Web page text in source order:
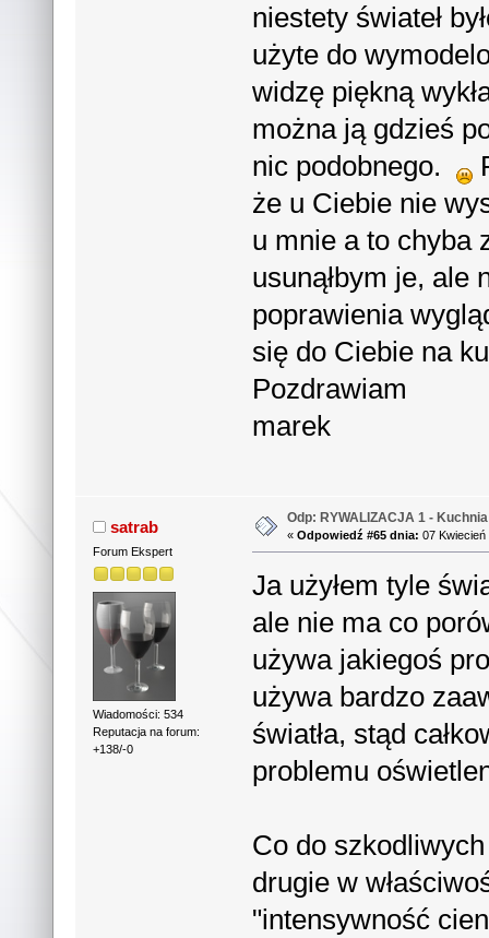
niestety świateł
użyte do
widzę piękną
można ją gdzieś
nic podobnego.
że u Ciebie nie
u mnie a to chyba
usunąłbym je, ale
poprawienia
się do Ciebie na
Pozdrawiam
marek
satrab
Forum Ekspert
Wiadomości: 534
Reputacja na forum:
+138/-0
Odp: RYWALIZACJA 1 -
«Odpowiedź #65 dnia: 07
Ja użyłem tyle
ale nie ma co
używa jakiegoś
używa bardzo
światła, stąd
problemu
Co do
drugie w
"intensywność